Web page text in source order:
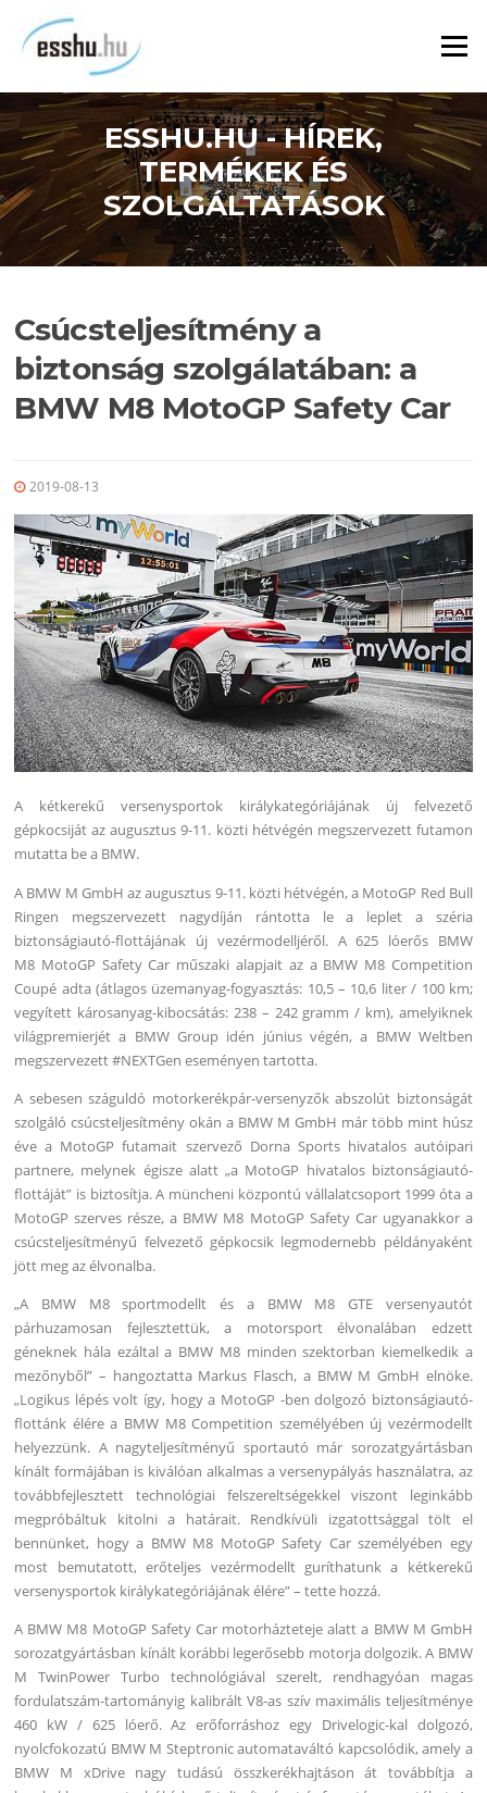
tartalomra
Menü
ESSHU.HU - HÍREK,
TERMÉKEK ÉS
SZOLGÁLTATÁSOK
Csúcsteljesítmény a
biztonság szolgálatában: a
BMW M8 MotoGP Safety Car
2019-08-13
A kétkerekű versenysportok királykategóriájának új felvezető
gépkocsiját az augusztus 9-11. közti hétvégén megszervezett futamon
mutatta be a BMW.
A BMW M GmbH az augusztus 9-11. közti hétvégén, a MotoGP Red Bull
Ringen megszervezett nagydíján rántotta le a leplet a széria
biztonságiautó-flottájának új vezérmodelljéről. A 625 lóerős BMW
M8 MotoGP Safety Car műszaki alapjait az a BMW M8 Competition
Coupé adta (átlagos üzemanyag-fogyasztás: 10,5 – 10,6 liter / 100 km;
vegyített károsanyag-kibocsátás: 238 – 242 gramm / km), amelyiknek
világpremierjét a BMW Group idén június végén, a BMW Weltben
megszervezett #NEXTGen eseményen tartotta.
A sebesen száguldó motorkerékpár-versenyzők abszolút biztonságát
szolgáló csúcsteljesítmény okán a BMW M GmbH már több mint húsz
éve a MotoGP futamait szervező Dorna Sports hivatalos autóipari
partnere, melynek égisze alatt „a MotoGP hivatalos biztonságiautó-
flottáját” is biztosítja. A müncheni központú vállalatcsoport 1999 óta a
MotoGP szerves része, a BMW M8 MotoGP Safety Car ugyanakkor a
csúcsteljesítményű felvezető gépkocsik legmodernebb példányaként
jött meg az élvonalba.
„A BMW M8 sportmodellt és a BMW M8 GTE versenyautót
párhuzamosan fejlesztettük, a motorsport élvonalában edzett
géneknek hála ezáltal a BMW M8 minden szektorban kiemelkedik a
mezőnyből” – hangoztatta Markus Flasch, a BMW M GmbH elnöke.
„Logikus lépés volt így, hogy a MotoGP -ben dolgozó biztonságiautó-
flottánk élére a BMW M8 Competition személyében új vezérmodellt
helyezzünk. A nagyteljesítményű sportautó már sorozatgyártásban
kínált formájában is kiválóan alkalmas a versenypályás használatra, az
továbbfejlesztett technológiai felszereltségekkel viszont leginkább
megpróbáltuk kitolni a határait. Rendkívüli izgatottsággal tölt el
bennünket, hogy a BMW M8 MotoGP Safety Car személyében egy
most bemutatott, erőteljes vezérmodellt guríthatunk a kétkerekű
versenysportok királykategóriájának élére” – tette hozzá.
A BMW M8 MotoGP Safety Car motorházteteje alatt a BMW M GmbH
sorozatgyártásban kínált korábbi legerősebb motorja dolgozik. A BMW
M TwinPower Turbo technológiával szerelt, rendhagyóan magas
fordulatszám-tartományig kalibrált V8-as szív maximális teljesítménye
460 kW / 625 lóerő. Az erőforráshoz egy Drivelogic-kal dolgozó,
nyolcfokozatú BMW M Steptronic automataváltó kapcsolódik, amely a
BMW M xDrive nagy tudású összkerékhajtáson át továbbítja a